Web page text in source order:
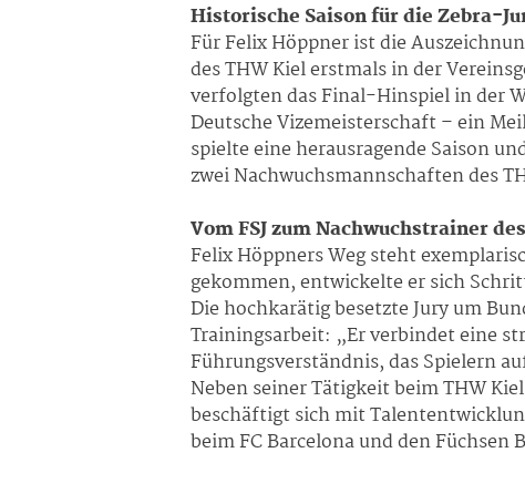
Historische Saison für die Zebra-
Für Felix Höppner ist die
des THW Kiel erstmals in der
verfolgten das Final-Hinspiel in der
Deutsche Vizemeisterschaft – ein
spielte eine herausragende Saison
zwei Nachwuchsmannschaften des
Vom FSJ zum Nachwuchstrainer
Felix Höppners Weg steht
gekommen, entwickelte er sich
Die hochkarätig besetzte Jury um
Trainingsarbeit: „Er verbindet eine
Führungsverständnis, das Spielern
Neben seiner Tätigkeit beim THW
beschäftigt sich mit
beim FC Barcelona und den